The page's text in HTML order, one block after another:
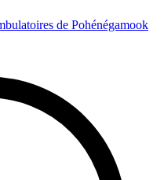
de Pohénégamook